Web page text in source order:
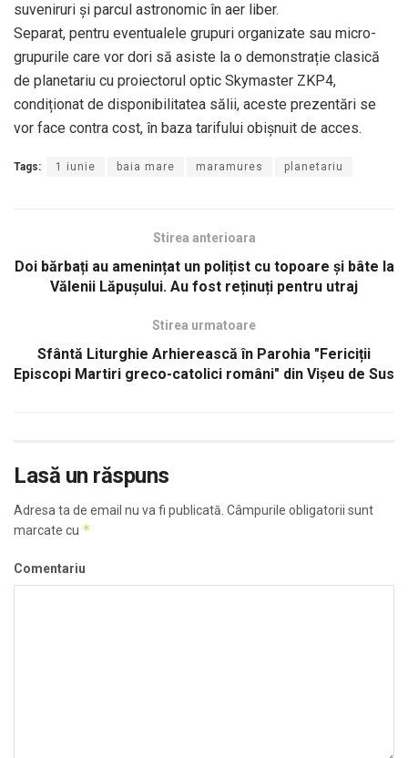
suveniruri și parcul astronomic în aer liber.
Separat, pentru eventualele grupuri organizate sau micro-
grupurile care vor dori să asiste la o demonstrație clasică
de planetariu cu proiectorul optic Skymaster ZKP4,
condiționat de disponibilitatea sălii, aceste prezentări se
vor face contra cost, în baza tarifului obișnuit de acces.
Tags: 1 iunie baia mare maramures planetariu
Stirea anterioara
Doi bărbați au amenințat un polițist cu topoare și bâte la
Vălenii Lăpușului. Au fost reținuți pentru utraj
Stirea urmatoare
Sfântă Liturghie Arhierească în Parohia "Fericiții
Episcopi Martiri greco-catolici români" din Vișeu de Sus
Lasă un răspuns
Adresa ta de email nu va fi publicată. Câmpurile obligatorii sunt
marcate cu *
Comentariu